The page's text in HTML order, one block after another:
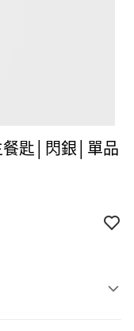
匙│閃銀│單品